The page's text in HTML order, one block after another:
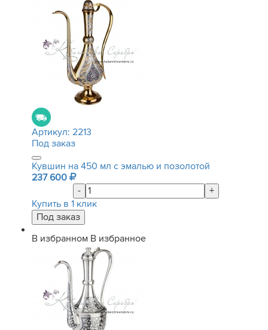
Артикул: 2213
Под заказ
Кувшин на 450 мл с эмалью и позолотой
237 600
-
+
Купить в 1 клик
В избранном В избранное